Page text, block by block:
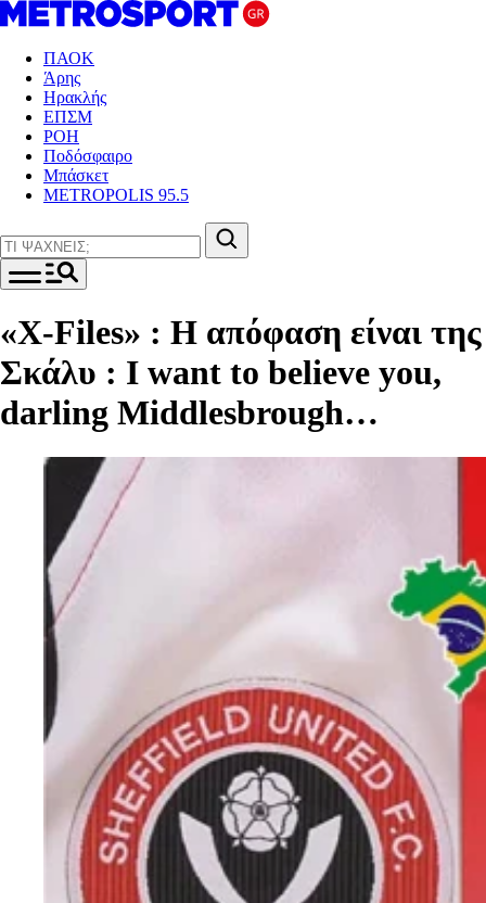
ΠΑΟΚ
Άρης
Ηρακλής
ΕΠΣΜ
ΡΟΗ
Ποδόσφαιρο
Μπάσκετ
METROPOLIS 95.5
«X-Files» : Η απόφαση είναι της
Σκάλυ : I want to believe you,
darling Middlesbrough…